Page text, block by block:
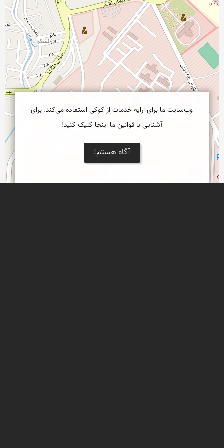
وب‌سایت ما برای ارایه خدمات از کوکی استفاده می‌کند. برای
آشنایی با قوانین ما اینجا کلیک کنید!
آگاه هستم!